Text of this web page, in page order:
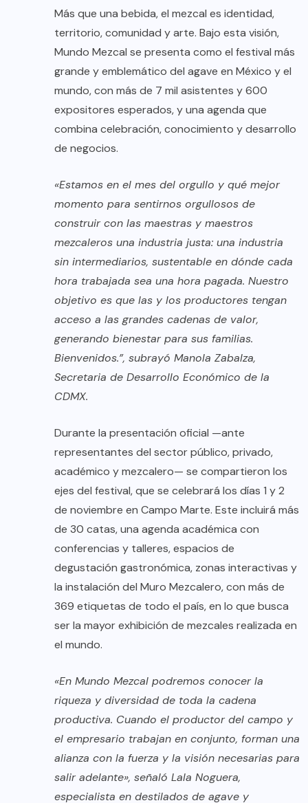
Más que una bebida, el mezcal es identidad,
territorio, comunidad y arte. Bajo esta visión,
Mundo Mezcal se presenta como el festival más
grande y emblemático del agave en México y el
mundo, con más de 7 mil asistentes y 600
expositores esperados, y una agenda que
combina celebración, conocimiento y desarrollo
de negocios.
«Estamos en el mes del orgullo y qué mejor
momento para sentirnos orgullosos de
construir con las maestras y maestros
mezcaleros una industria justa: una industria
sin intermediarios, sustentable en dónde cada
hora trabajada sea una hora pagada. Nuestro
objetivo es que las y los productores tengan
acceso a las grandes cadenas de valor,
generando bienestar para sus familias.
Bienvenidos.”, subrayó Manola Zabalza,
Secretaria de Desarrollo Económico de la
CDMX.
Durante la presentación oficial —ante
representantes del sector público, privado,
académico y mezcalero— se compartieron los
ejes del festival, que se celebrará los días 1 y 2
de noviembre en Campo Marte. Este incluirá más
de 30 catas, una agenda académica con
conferencias y talleres, espacios de
degustación gastronómica, zonas interactivas y
la instalación del Muro Mezcalero, con más de
369 etiquetas de todo el país, en lo que busca
ser la mayor exhibición de mezcales realizada en
el mundo.
«En Mundo Mezcal podremos conocer la
riqueza y diversidad de toda la cadena
productiva. Cuando el productor del campo y
el empresario trabajan en conjunto, forman una
alianza con la fuerza y la visión necesarias para
salir adelante», señaló Lala Noguera,
especialista en destilados de agave y